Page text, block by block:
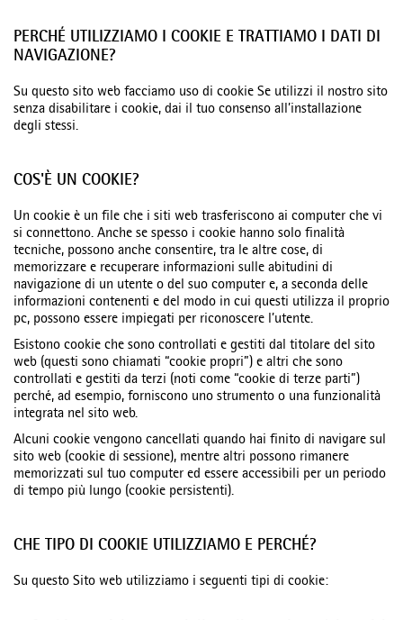
PERCHÉ UTILIZZIAMO I COOKIE E TRATTIAMO I DATI DI
NAVIGAZIONE?
Su questo sito web facciamo uso di cookie Se utilizzi il nostro sito
senza disabilitare i cookie, dai il tuo consenso all’installazione
degli stessi.
COS'È UN COOKIE?
Un cookie è un file che i siti web trasferiscono ai computer che vi
si connettono. Anche se spesso i cookie hanno solo finalità
tecniche, possono anche consentire, tra le altre cose, di
memorizzare e recuperare informazioni sulle abitudini di
navigazione di un utente o del suo computer e, a seconda delle
informazioni contenenti e del modo in cui questi utilizza il proprio
pc, possono essere impiegati per riconoscere l’utente.
Esistono cookie che sono controllati e gestiti dal titolare del sito
web (questi sono chiamati “cookie propri”) e altri che sono
controllati e gestiti da terzi (noti come “cookie di terze parti”)
perché, ad esempio, forniscono uno strumento o una funzionalità
integrata nel sito web.
Alcuni cookie vengono cancellati quando hai finito di navigare sul
sito web (cookie di sessione), mentre altri possono rimanere
memorizzati sul tuo computer ed essere accessibili per un periodo
di tempo più lungo (cookie persistenti).
CHE TIPO DI COOKIE UTILIZZIAMO E PERCHÉ?
Su questo Sito web utilizziamo i seguenti tipi di cookie: